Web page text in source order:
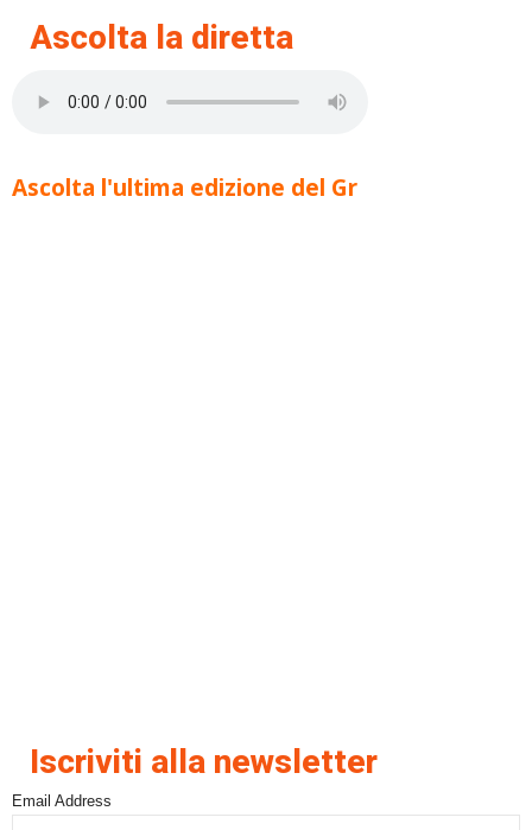
Ascolta la diretta
Ascolta l'ultima edizione del Gr
Iscriviti alla newsletter
Email Address